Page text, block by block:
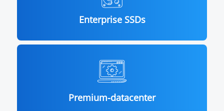
Enterprise SSDs
Premium-datacenter